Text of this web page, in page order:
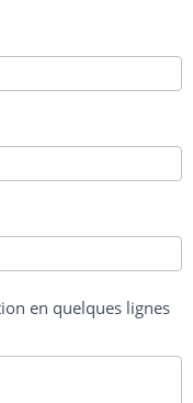
en quelques lignes